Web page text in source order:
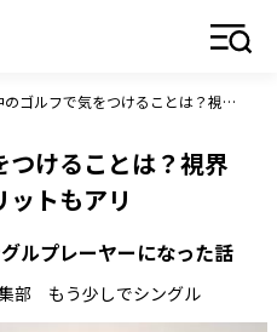
霧の中のゴルフで気をつけることは？視界が悪いからこそのメリットもアリ
けることは？視界
トもアリ
ルプレーヤーになった話
部 もう少しでシングル